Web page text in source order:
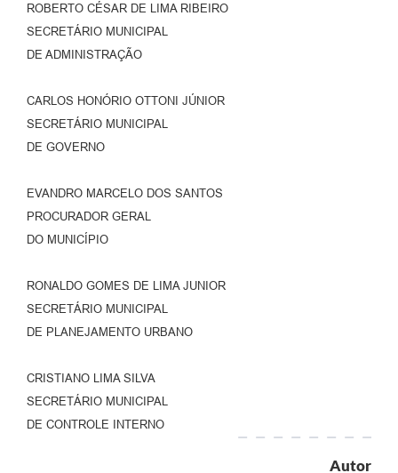
ROBERTO CÉSAR DE LIMA RIBEIRO
SECRETÁRIO MUNICIPAL
DE ADMINISTRAÇÃO
CARLOS HONÓRIO OTTONI JÚNIOR
SECRETÁRIO MUNICIPAL
DE GOVERNO
EVANDRO MARCELO DOS SANTOS
PROCURADOR GERAL
DO MUNICÍPIO
RONALDO GOMES DE LIMA JUNIOR
SECRETÁRIO MUNICIPAL
DE PLANEJAMENTO URBANO
CRISTIANO LIMA SILVA
SECRETÁRIO MUNICIPAL
DE CONTROLE INTERNO
Autor